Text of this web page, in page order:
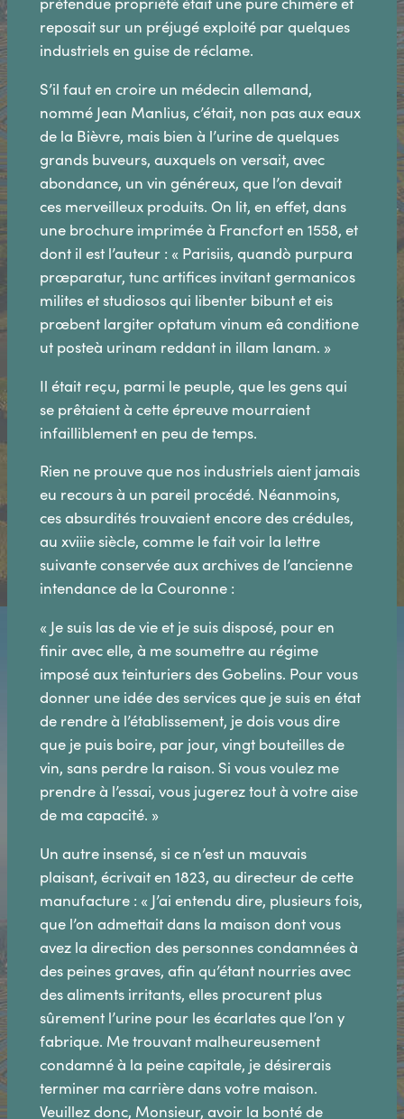
reposait sur un préjugé exploité par quelques
industriels en guise de réclame.
S’il faut en croire un médecin allemand,
nommé Jean Manlius, c’était, non pas aux eaux
de la Bièvre, mais bien à l’urine de quelques
grands buveurs, auxquels on versait, avec
abondance, un vin généreux, que l’on devait
ces merveilleux produits. On lit, en effet, dans
une brochure imprimée à Francfort en 1558, et
dont il est l’auteur : « Parisiis, quandò purpura
prœparatur, tunc artifices invitant germanicos
milites et studiosos qui libenter bibunt et eis
prœbent largiter optatum vinum eâ conditione
ut posteà urinam reddant in illam lanam. »
Il était reçu, parmi le peuple, que les gens qui
se prêtaient à cette épreuve mourraient
infailliblement en peu de temps.
Rien ne prouve que nos industriels aient jamais
eu recours à un pareil procédé. Néanmoins,
ces absurdités trouvaient encore des crédules,
au xviiie siècle, comme le fait voir la lettre
suivante conservée aux archives de l’ancienne
intendance de la Couronne :
« Je suis las de vie et je suis disposé, pour en
finir avec elle, à me soumettre au régime
imposé aux teinturiers des Gobelins. Pour vous
donner une idée des services que je suis en état
de rendre à l’établissement, je dois vous dire
que je puis boire, par jour, vingt bouteilles de
vin, sans perdre la raison. Si vous voulez me
prendre à l’essai, vous jugerez tout à votre aise
de ma capacité. »
Un autre insensé, si ce n’est un mauvais
plaisant, écrivait en 1823, au directeur de cette
manufacture : « J’ai entendu dire, plusieurs fois,
que l’on admettait dans la maison dont vous
avez la direction des personnes condamnées à
des peines graves, afin qu’étant nourries avec
des aliments irritants, elles procurent plus
sûrement l’urine pour les écarlates que l’on y
fabrique. Me trouvant malheureusement
condamné à la peine capitale, je désirerais
terminer ma carrière dans votre maison.
Veuillez donc, Monsieur, avoir la bonté de